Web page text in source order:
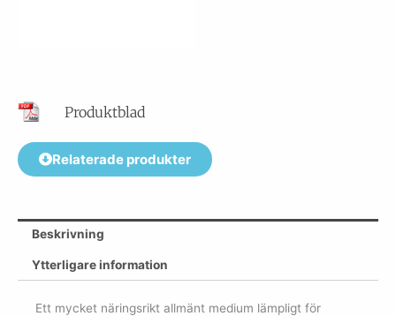
Produktblad
Relaterade produkter
Beskrivning
Ytterligare information
Ett mycket näringsrikt allmänt medium lämpligt för